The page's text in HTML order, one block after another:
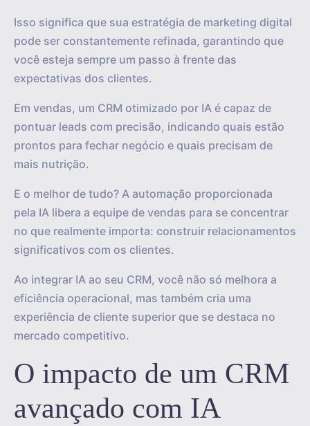
Isso significa que sua estratégia de marketing digital
pode ser constantemente refinada, garantindo que
você esteja sempre um passo à frente das
expectativas dos clientes.
Em vendas, um CRM otimizado por IA é capaz de
pontuar leads com precisão, indicando quais estão
prontos para fechar negócio e quais precisam de
mais nutrição.
E o melhor de tudo? A automação proporcionada
pela IA libera a equipe de vendas para se concentrar
no que realmente importa: construir relacionamentos
significativos com os clientes.
Ao integrar IA ao seu CRM, você não só melhora a
eficiência operacional, mas também cria uma
experiência de cliente superior que se destaca no
mercado competitivo.
O impacto de um CRM
avançado com IA